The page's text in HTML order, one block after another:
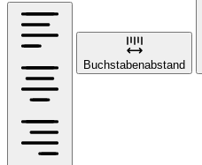
Buchstabenabstand